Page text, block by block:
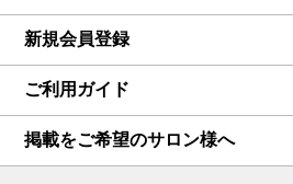
新規会員登録
ご利用ガイド
掲載をご希望のサロン様へ